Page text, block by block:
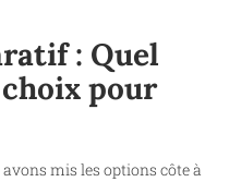
: Quel
pour
mis les options côte à